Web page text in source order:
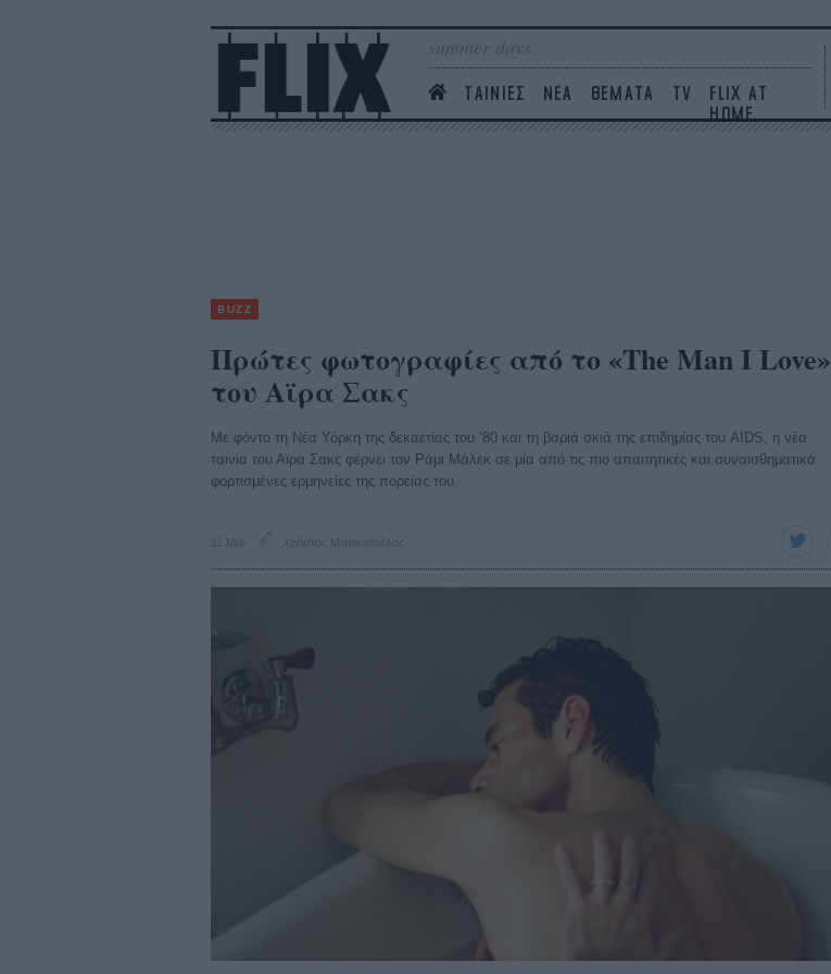
summer days
ΤΑΙΝΙΕΣ ΝΕΑ ΘΕΜΑΤΑ TV
FLIX AT
HOME
BUZZ
Πρώτες φωτογραφίες από το «The Man I Love»
του Αϊρα Σακς
Με φόντο τη Νέα Υόρκη της δεκαετίας του ’80 και τη βαριά σκιά της επιδημίας του AIDS, η νέα
ταινία του Αϊρα Σακς φέρνει τον Ράμι Μάλεκ σε μία από τις πιο απαιτητικές και συναισθηματικά
φορτισμένες ερμηνείες της πορείας του.
11 Μάι Χρήστος Μπακατσέλος